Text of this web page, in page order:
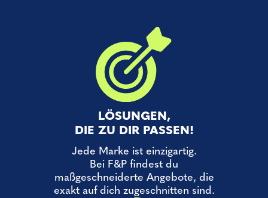
LÖSUNGEN,
DIE ZU DIR PASSEN!
Jede Marke ist einzigartig.
Bei F&P findest du
maßgeschneiderte Angebote, die
exakt auf dich zugeschnitten sind.